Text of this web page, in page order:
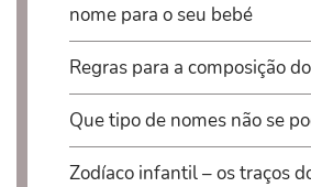
nome para o seu bebé
Regras para a composição
Que tipo de nomes não se
Zodíaco infantil – os traços